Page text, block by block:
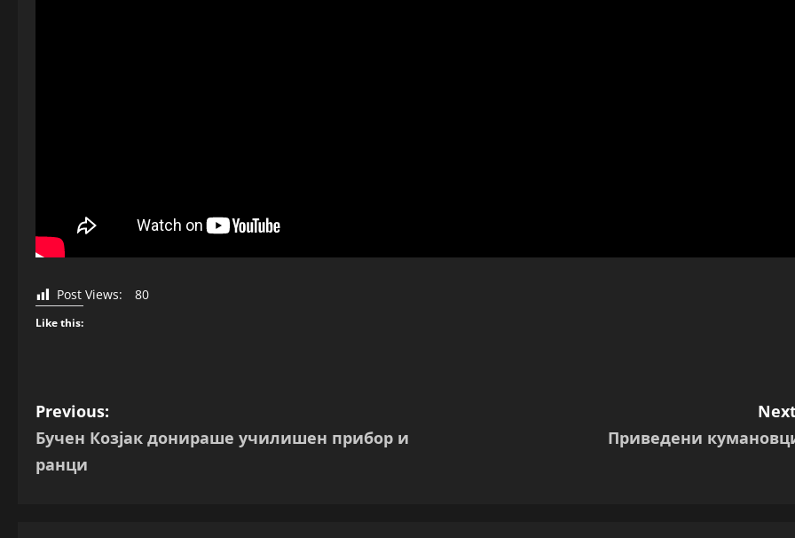
Post Views: 80
Like this:
P
o
Previous:
Бучен Козјак донираше училишен прибор и
ранци
Приведени